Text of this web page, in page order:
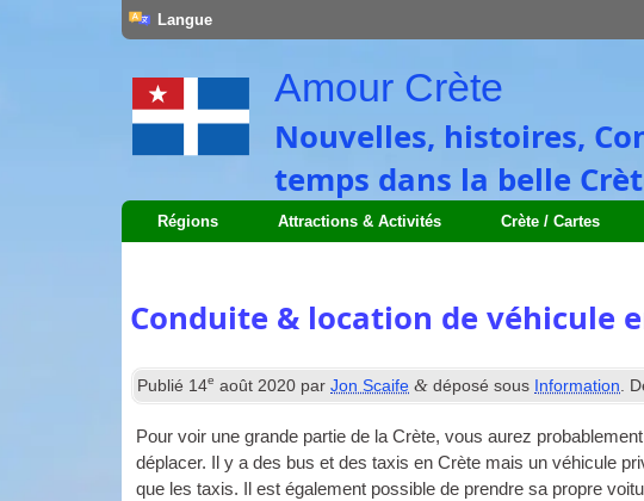
Langue
Amour Crète
Nouvelles, histoires,
temps dans la belle
Régions Attractions & Activités Crète / Cartes
Conduite & location de véhicule
Publié 14e août 2020 parJon Scaife & déposé sous Information.
Pour voir une grande partie de la Crète, vous aurez
déplacer. Il y a des bus et des taxis en Crète mais un véhicule
que les taxis. Il est également possible de prendre sa propre